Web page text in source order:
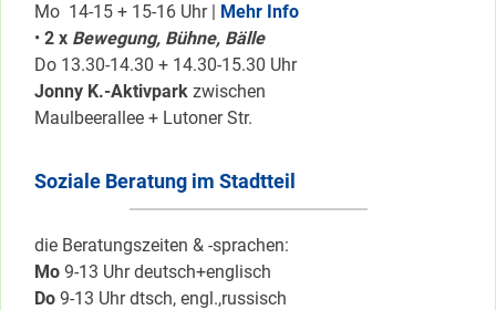
Mo 14-15 + 15-16 Uhr | Mehr Info
• 2 x Bewegung, Bühne, Bälle
Do 13.30-14.30 + 14.30-15.30 Uhr
Jonny K.-Aktivpark zwischen
Maulbeerallee + Lutoner Str.
Soziale Beratung im Stadtteil
die Beratungszeiten & -sprachen:
Mo 9-13 Uhr deutsch+englisch
Do 9-13 Uhr dtsch, engl.,russisch